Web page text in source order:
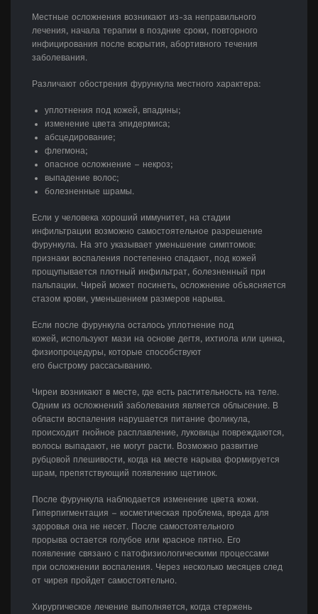
Местные осложнения возникают из-за неправильного
лечения, начала терапии в поздние сроки, повторного
инфицирования после вскрытия, абортивного течения
заболевания.
Различают обострения фурункула местного характера:
уплотнения под кожей, впадины;
изменение цвета эпидермиса;
абсцедирование;
флегмона;
опасное осложнение – некроз;
выпадение волос;
болезненные шрамы.
Если у человека хороший иммунитет, на стадии
инфильтрации возможно самостоятельное разрешение
фурункула. На это указывает уменьшение симптомов:
признаки воспаления постепенно спадают, под кожей
прощупывается плотный инфильтрат, болезненный при
пальпации. Чирей может посинеть, осложнение объясняется
стазом крови, уменьшением размеров нарыва.
Если после фурункула осталось уплотнение под
кожей, используют мази на основе дегтя, ихтиола или цинка,
физиопроцедуры, которые способствуют
его быстрому рассасыванию.
Чиреи возникают в месте, где есть растительность на теле.
Одним из осложнений заболевания является облысение. В
области воспаления нарушается питание фоликула,
происходит гнойное расплавление, луковицы повреждаются,
волосы выпадают, не могут расти. Возможно развитие
рубцовой плешивости, когда на месте нарыва формируется
шрам, препятствующий появлению щетинок.
После фурункула наблюдается изменение цвета кожи.
Гиперпигментация – косметическая проблема, вреда для
здоровья она не несет. После самостоятельного
прорыва остается голубое или красное пятно. Его
появление связано с патофизиологическими процессами
при осложнении воспаления. Через несколько месяцев след
от чирея пройдет самостоятельно.
Хирургическое лечение выполняется, когда стержень